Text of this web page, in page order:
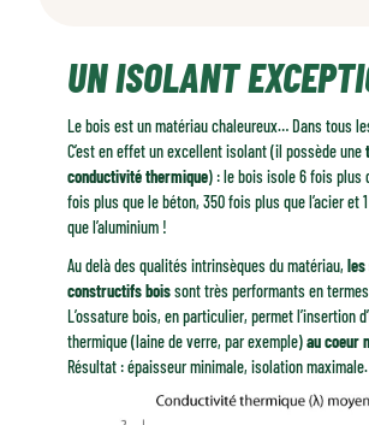
Halte aux ponts thermiques
UN ISOLANT
Le bois est un matériau chaleureux… Dans tous
C’est en effet un excellent isolant (il possède une
conductivité thermique) : le bois isole 6 fois plus
fois plus que le béton, 350 fois plus que l’acier et
que l’aluminium !
Au delà des qualités intrinsèques du matériau, les
constructifs boissont très performants en
L’ossature bois, en particulier, permet l’insertion
thermique (laine de verre, par exemple)au coeur
Résultat : épaisseur minimale, isolation maximale.